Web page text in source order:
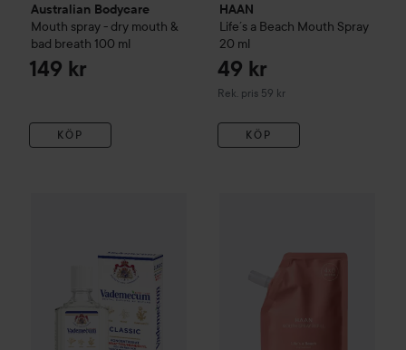
Australian Bodycare
Mouth spray - dry mouth &
bad breath 100 ml
149 kr
KÖP
HAAN
Life´s a Beach Mouth Spray
20 ml
49 kr
Rek. pris 59 kr
Rekommenderat pris 59 kr
KÖP